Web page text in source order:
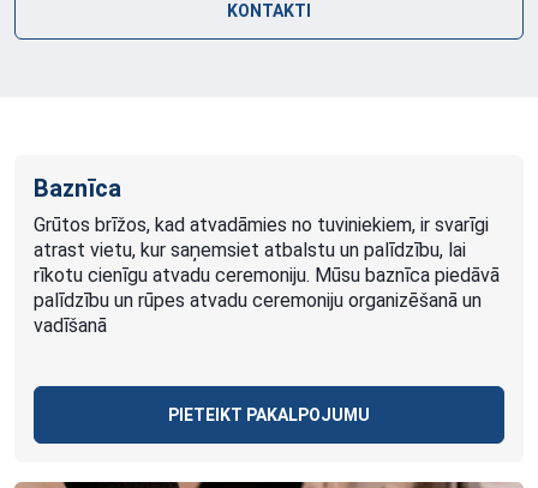
KONTAKTI
Baznīca
Grūtos brīžos, kad atvadāmies no tuviniekiem, ir svarīgi
atrast vietu, kur saņemsiet atbalstu un palīdzību, lai
rīkotu cienīgu atvadu ceremoniju. Mūsu baznīca piedāvā
palīdzību un rūpes atvadu ceremoniju organizēšanā un
vadīšanā
PIETEIKT PAKALPOJUMU